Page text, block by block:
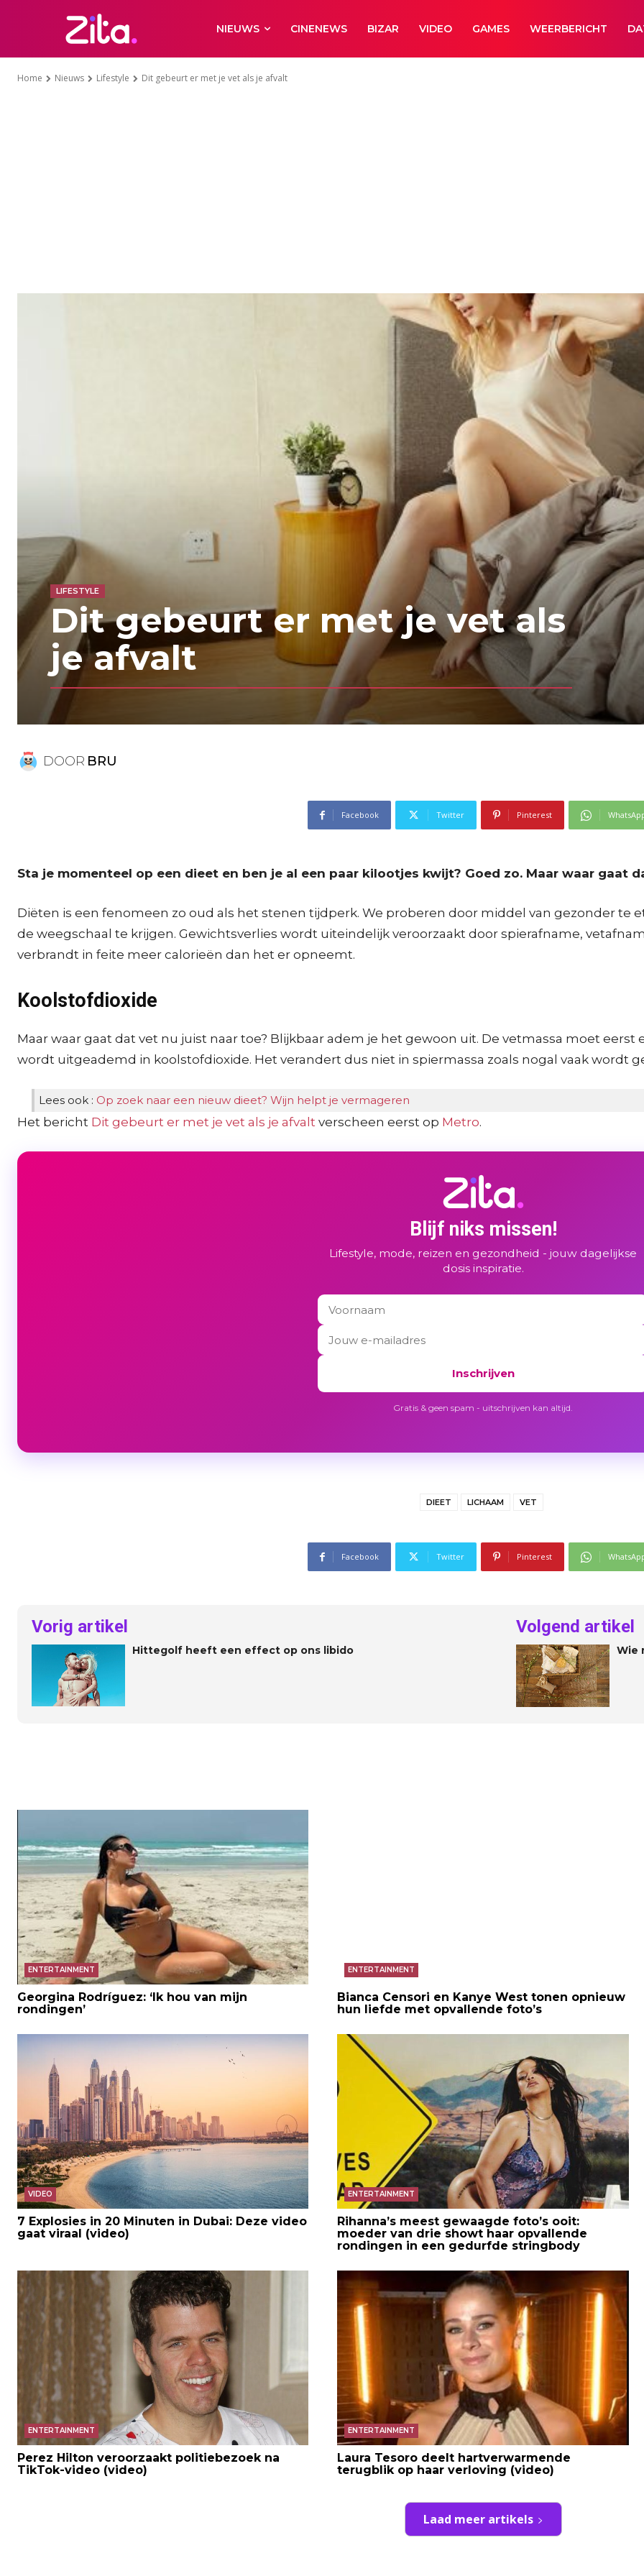
NIEUWS CINENEWS BIZAR VIDEO GAMES WEERBERICHT
Home Nieuws Lifestyle Dit gebeurt er met je vet als je afvalt
LIFESTYLE
Dit gebeurt er met je vet als
je afvalt
DOOR BRU
Facebook Twitter Pinterest
Sta je momenteel op een dieet en ben je al een paar kilootjes kwijt? Goed zo. Maar waar gaat
Diëten is een fenomeen zo oud als het stenen tijdperk. We proberen door middel van gezonder te
de weegschaal te krijgen. Gewichtsverlies wordt uiteindelijk veroorzaakt door spierafname,
verbrandt in feite meer calorieën dan het er opneemt.
Koolstofdioxide
Maar waar gaat dat vet nu juist naar toe? Blijkbaar adem je het gewoon uit. De vetmassa moet
wordt uitgeademd in koolstofdioxide. Het verandert dus niet in spiermassa zoals nogal vaak wordt
Lees ook : Op zoek naar een nieuw dieet? Wijn helpt je vermageren
Het bericht Dit gebeurt er met je vet als je afvalt verscheen eerst op Metro.
Blijf niks missen!
Lifestyle, mode, reizen en gezondheid - jouw dagelijkse
dosis inspiratie.
Inschrijven
Gratis & geen spam - uitschrijven kan altijd.
DIEET LICHAAM VET
Facebook Twitter Pinterest
Vorig artikel
Hittegolf heeft een effect op ons libido
Volgend artikel
Wie
ENTERTAINMENT
Georgina Rodríguez: ‘Ik hou van mijn
rondingen’
ENTERTAINMENT
Bianca Censori en Kanye West tonen opnieuw
hun liefde met opvallende foto’s
VIDEO
7 Explosies in 20 Minuten in Dubai: Deze video
gaat viraal (video)
ENTERTAINMENT
Rihanna’s meest gewaagde foto’s ooit:
moeder van drie showt haar opvallende
rondingen in een gedurfde stringbody
ENTERTAINMENT
Perez Hilton veroorzaakt politiebezoek na
TikTok-video (video)
ENTERTAINMENT
Laura Tesoro deelt hartverwarmende
terugblik op haar verloving (video)
Laad meer artikels